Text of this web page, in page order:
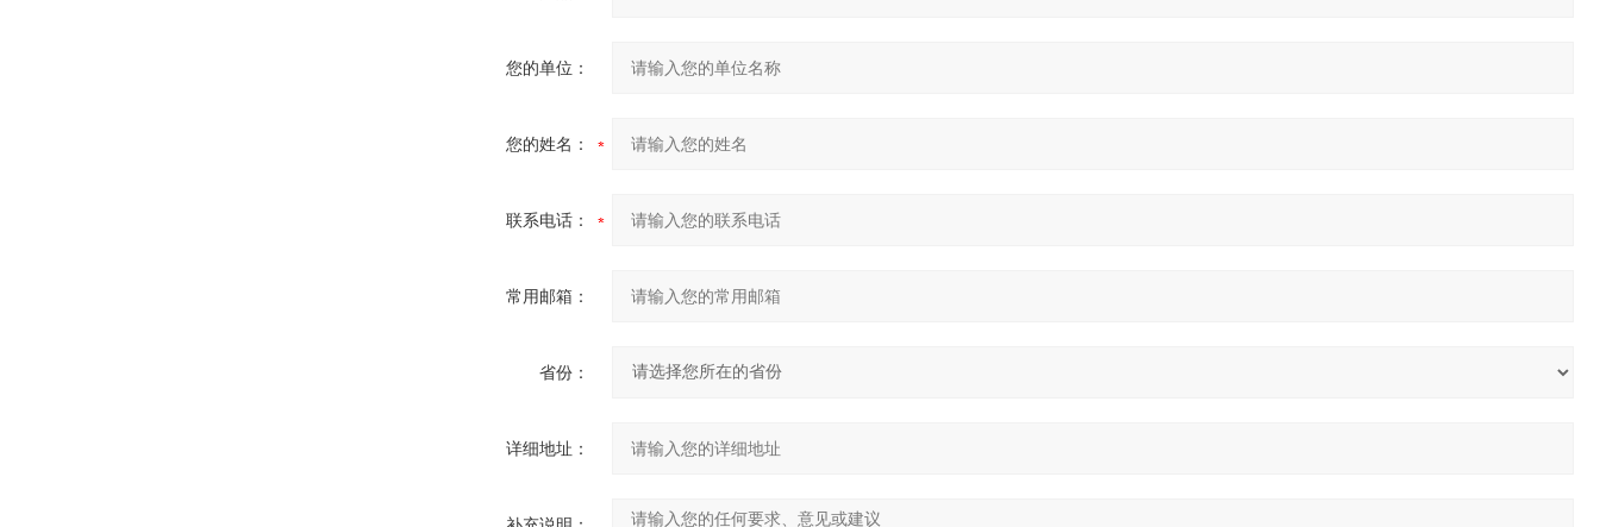
您的单位：
您的姓名：
联系电话：
常用邮箱：
省份：
详细地址：